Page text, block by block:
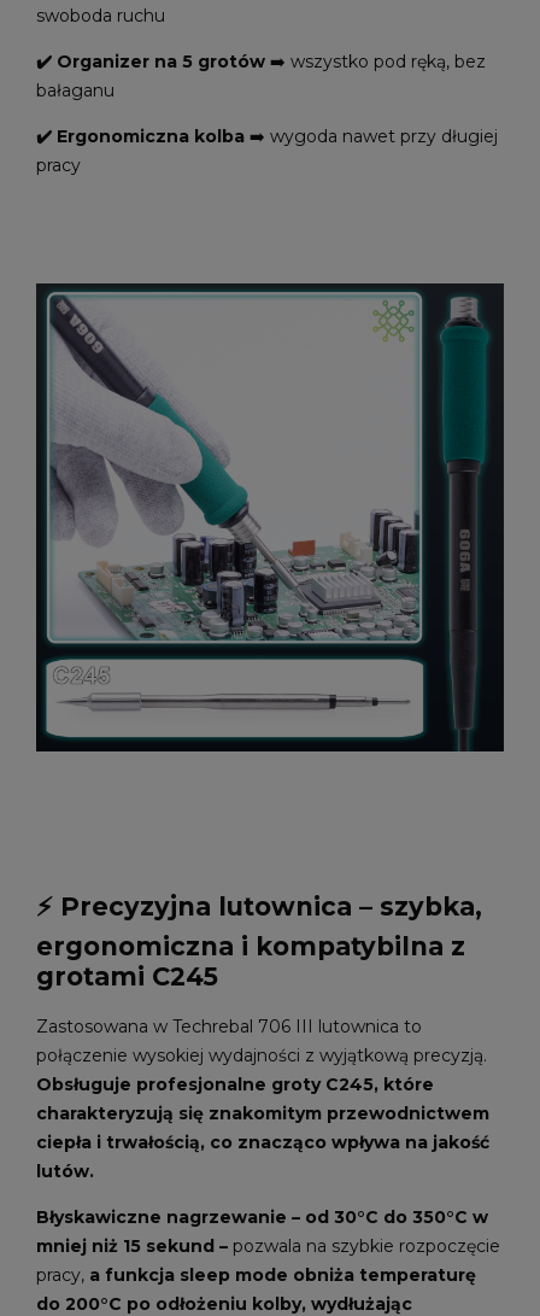
swoboda ruchu
✔️ Organizer na 5 grotów ➡️ wszystko pod ręką, bez
bałaganu
✔️ Ergonomiczna kolba ➡️ wygoda nawet przy długiej
pracy
⚡ Precyzyjna lutownica – szybka,
ergonomiczna i kompatybilna z
grotami C245
Zastosowana w Techrebal 706 III lutownica to
połączenie wysokiej wydajności z wyjątkową precyzją.
Obsługuje profesjonalne groty C245, które
charakteryzują się znakomitym przewodnictwem
ciepła i trwałością, co znacząco wpływa na jakość
lutów.
Błyskawiczne nagrzewanie – od 30°C do 350°C w
mniej niż 15 sekund – pozwala na szybkie rozpoczęcie
pracy, a funkcja sleep mode obniża temperaturę
do 200°C po odłożeniu kolby, wydłużając